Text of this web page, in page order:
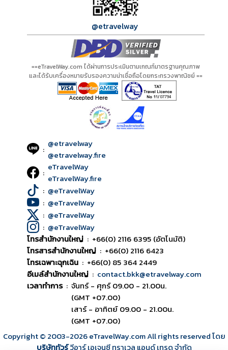
@etravelway
==eTravelWay.com ได้ผ่านการประเมินตามเกณฑ์มาตรฐานคุณภาพ
และได้รับเครื่องหมายรับรองความน่าเชื่อถือโดยกระทรวงพาณิชย์ ==
: @etravelway
@etravelway.fire
: eTravelWay
eTravelWay.fire
: @eTravelWay
: @eTravelWay
: @eTravelWay
: @eTravelWay
โทรสำนักงานใหญ่ : +66(0) 2116 6395 (อัตโนมัติ)
โทรสารสำนักงานใหญ่ : +66(0) 2116 6423
โทรเฉพาะฉุกเฉิน : +66(0) 85 364 2449
อีเมล์สำนักงานใหญ่ : contact.bkk@etravelway.com
เวลาทำการ : จันทร์ - ศุกร์ 09.00 - 21.00น.
(GMT +07.00)
เสาร์ - อาทิตย์ 09.00 - 21.00น.
(GMT +07.00)
Copyright © 2003-2026eTravelWay.com All rights reserved โดย
บริษัททัวร์วีอาร์ เอเจนซี ทราเวล แอนด์ เทรด จำกัด